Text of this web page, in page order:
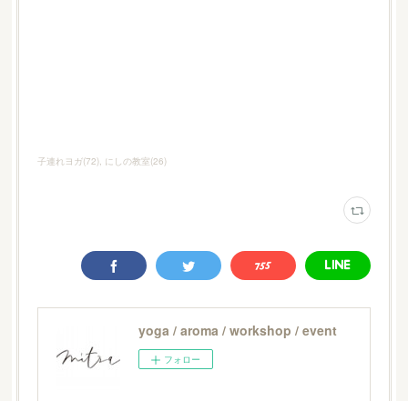
子連れヨガ(72) にしの教室(26)
yoga / aroma / workshop / event
フォロー